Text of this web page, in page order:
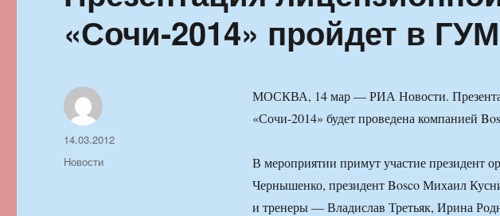
«Сочи-2014» пройдет в
МОСКВА, 14 мар — РИА Новости.
«Сочи-2014» будет проведена компанией
В мероприятии примут участие президент
Чернышенко, президент Bosco Михаил
и тренеры — Владислав Третьяк, Ирина
Автор
Опубликовано
14.03.2012
Рубрики
Новости